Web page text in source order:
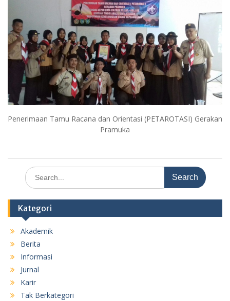
Penerimaan Tamu Racana dan Orientasi (PETAROTASI) Gerakan
Pramuka
Search
for:
Kategori
Akademik
Berita
Informasi
Jurnal
Karir
Tak Berkategori